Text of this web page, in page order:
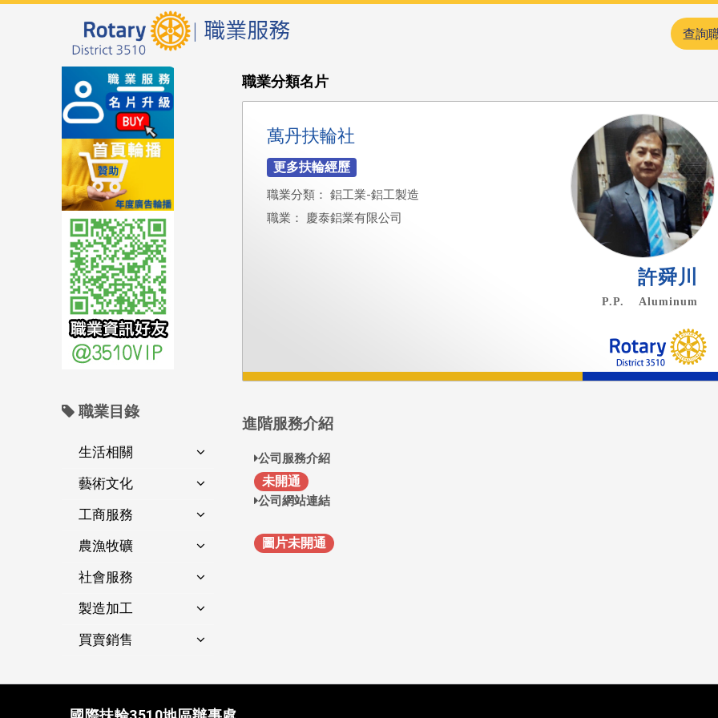
查詢
職業目錄
生活相關
藝術文化
工商服務
農漁牧礦
社會服務
製造加工
買賣銷售
職業分類名片
萬丹扶輪社
職業分類： 鋁工業-鋁工製造
職業： 慶泰鋁業有限公司
許舜川
P.P. Aluminum
進階服務介紹
公司服務介紹
未開通
公司網站連結
圖片未開通